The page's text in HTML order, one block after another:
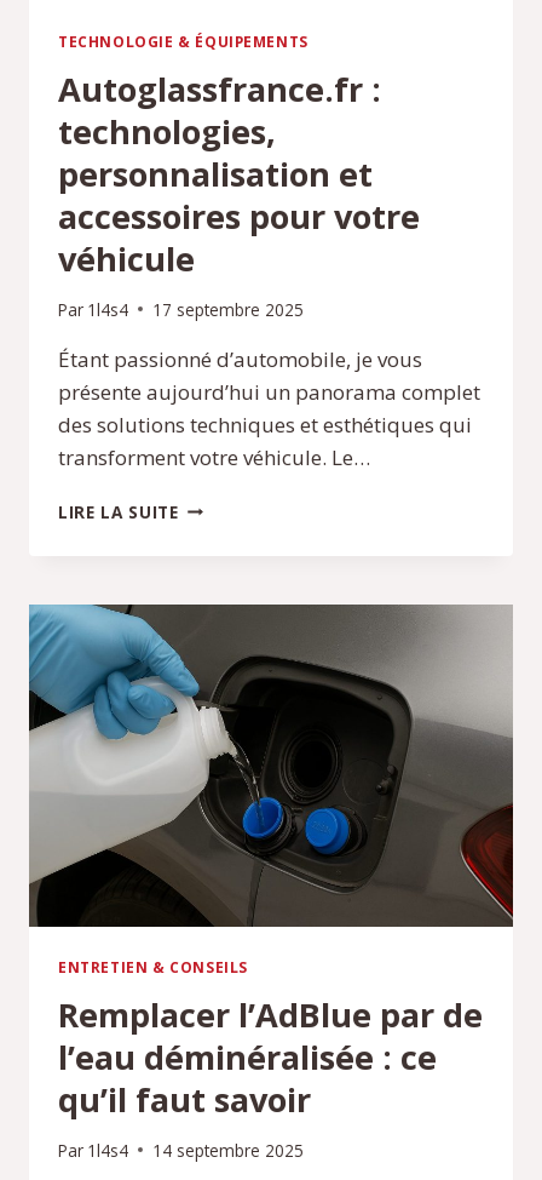
TECHNOLOGIE & ÉQUIPEMENTS
Autoglassfrance.fr :
technologies,
personnalisation et
accessoires pour votre
véhicule
Par 1l4s4 17 septembre 2025
Étant passionné d’automobile, je vous
présente aujourd’hui un panorama complet
des solutions techniques et esthétiques qui
transforment votre véhicule. Le…
LIRE LA SUITEAUTOGLASSFRANCE.FR
ET
POUR
VOTRE
VÉHICULE
ENTRETIEN & CONSEILS
Remplacer l’AdBlue par de
l’eau déminéralisée : ce
qu’il faut savoir
Par 1l4s4 14 septembre 2025